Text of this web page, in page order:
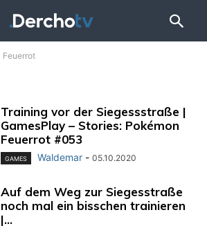
Feuerrot
Training vor der Siegessstraße |
GamesPlay – Stories: Pokémon
Feuerrot #053
GAMES Waldemar - 05.10.2020
Auf dem Weg zur Siegesstraße
noch mal ein bisschen trainieren
|...